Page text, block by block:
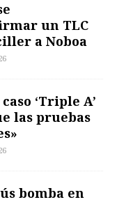
un TLC
a Noboa
‘Triple A’
las pruebas
bomba en